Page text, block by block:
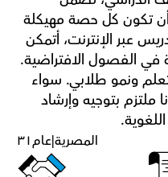
٣١عام|المصرية